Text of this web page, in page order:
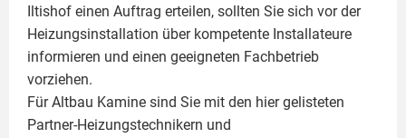
Iltishof einen Auftrag erteilen, sollten Sie sich vor der
Heizungsinstallation über kompetente Installateure
informieren und einen geeigneten Fachbetrieb
vorziehen.
Für Altbau Kamine sind Sie mit den hier gelisteten
Partner-Heizungstechnikern und